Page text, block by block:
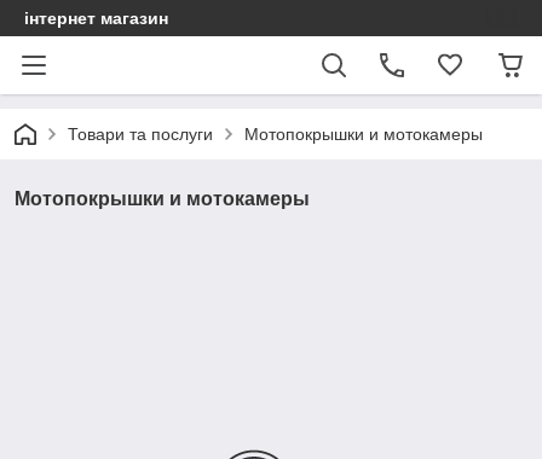
інтернет магазин
Товари та послуги Мотопокрышки и мотокамеры
Мотопокрышки и мотокамеры